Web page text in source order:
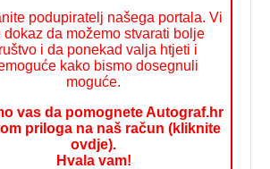
podupiratelj našega portala. Vi
dokaz da možemo stvarati bolje
i da ponekad valja htjeti i
kako bismo dosegnuli
moguće.
vas da pomognete Autograf.hr
priloga na naš račun (kliknite
ovdje).
Hvala vam!